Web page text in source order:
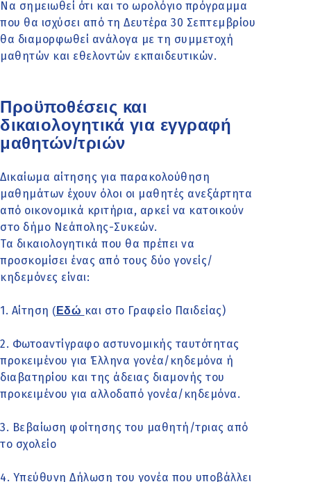
Να σημειωθεί ότι και το ωρολόγιο πρόγραμμα
που θα ισχύσει από τη Δευτέρα 30 Σεπτεμβρίου
θα διαμορφωθεί ανάλογα με τη συμμετοχή
μαθητών και εθελοντών εκπαιδευτικών.
Προϋποθέσεις και
δικαιολογητικά για εγγραφή
μαθητών/τριών
Δικαίωμα αίτησης για παρακολούθηση
μαθημάτων έχουν όλοι οι μαθητές ανεξάρτητα
από οικονομικά κριτήρια, αρκεί να κατοικούν
στο δήμο Νεάπολης-Συκεών.
Τα δικαιολογητικά που θα πρέπει να
προσκομίσει ένας από τους δύο γονείς/
κηδεμόνες είναι:
1. Αίτηση ( Εδώ και στο Γραφείο Παιδείας)
2. Φωτοαντίγραφο αστυνομικής ταυτότητας
προκειμένου για Έλληνα γονέα/κηδεμόνα ή
διαβατηρίου και της άδειας διαμονής του
προκειμένου για αλλοδαπό γονέα/κηδεμόνα.
3. Βεβαίωση φοίτησης του μαθητή/τριας από
το σχολείο
4. Υπεύθυνη Δήλωση του γονέα που υποβάλλει